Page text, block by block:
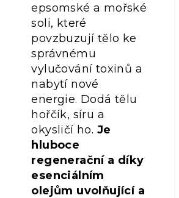
epsomské a mořské
soli, které
povzbuzují tělo ke
správnému
vylučování toxinů a
nabytí nové
energie. Dodá tělu
hořčík, síru a
okysličí ho. Je
hluboce
regenerační a díky
esenciálním
olejům uvolňující a